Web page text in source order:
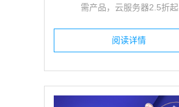
在线测评系统
职业、人才性格、心理智商、情
需产品，云服务器2.5折起
阅读详情